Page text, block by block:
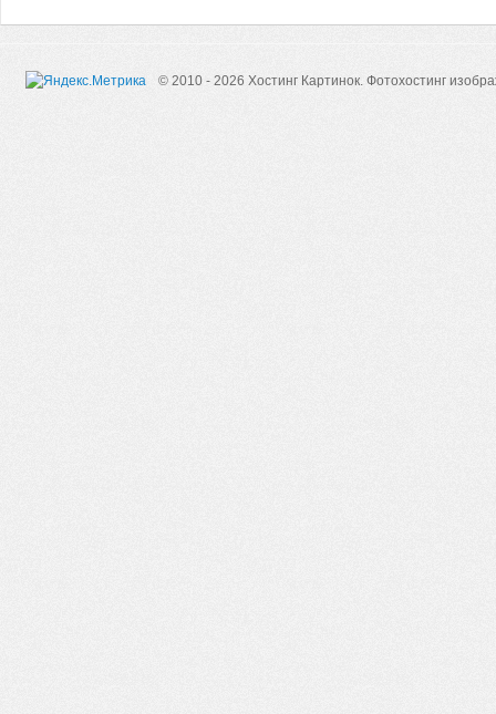
© 2010 - 2026 Хостинг Картинок. Фотохостинг